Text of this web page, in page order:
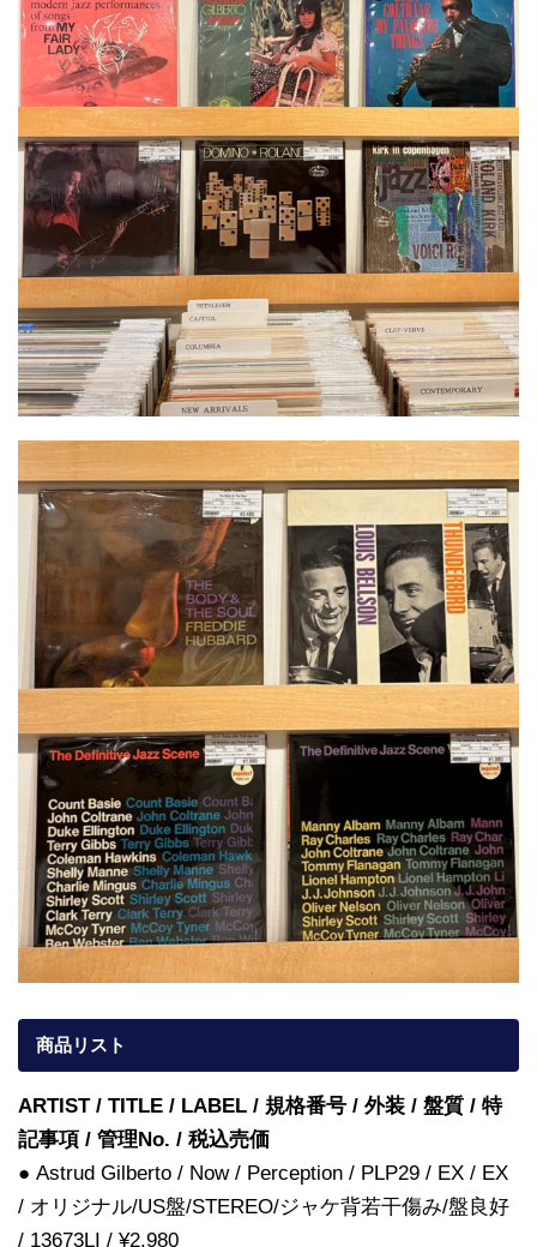
商品リスト
ARTIST / TITLE / LABEL / 規格番号 / 外装 / 盤質 / 特
記事項 / 管理No. / 税込売価
● Astrud Gilberto / Now / Perception / PLP29 / EX / EX
/ オリジナル/US盤/STEREO/ジャケ背若干傷み/盤良好
/ 13673LI / ¥2,980